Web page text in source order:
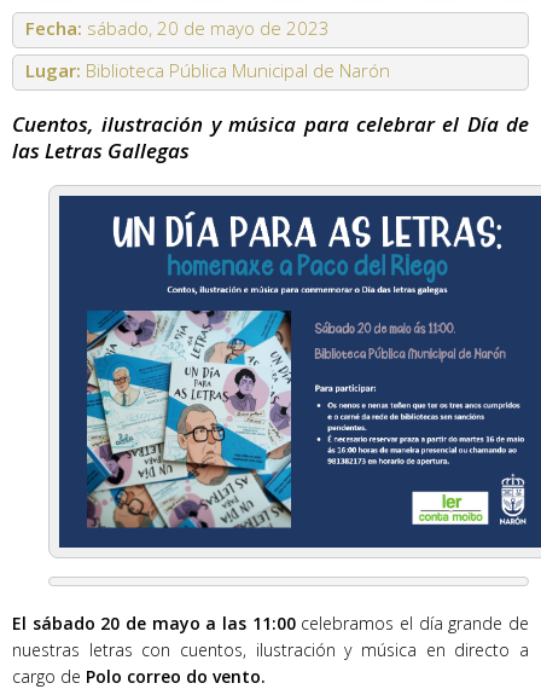
Fecha: sábado, 20 de mayo de 2023
Lugar: Biblioteca Pública Municipal de Narón
Cuentos, ilustración y música para celebrar el Día de
las Letras Gallegas
El sábado 20 de mayo a las 11:00celebramos el día grande de
nuestras letras con cuentos, ilustración y música en directo a
cargo de Polo correo do vento.